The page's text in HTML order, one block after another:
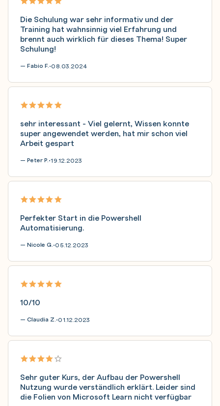
Die Schulung war sehr informativ und der
Training hat wahnsinnig viel Erfahrung und
brennt auch wirklich für dieses Thema! Super
Schulung!
— Fabio F.•08.03.2024
sehr interessant - Viel gelernt, Wissen konnte
super angewendet werden, hat mir schon viel
Arbeit gespart
— Peter P.•19.12.2023
Perfekter Start in die Powershell
Automatisierung.
— Nicole G.•05.12.2023
10/10
— Claudia Z.•01.12.2023
Sehr guter Kurs, der Aufbau der Powershell
Nutzung wurde verständlich erklärt. Leider sind
die Folien von Microsoft Learn nicht verfügbar